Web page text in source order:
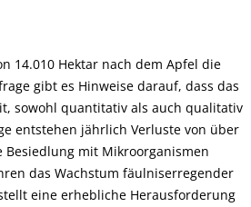
14.010 Hektar nach dem Apfel die
gibt es Hinweise darauf, dass das
sowohl quantitativ als auch qualitativ
entstehen jährlich Verluste von über
mit Mikroorganismen
das Wachstum fäulniserregender
eine erhebliche Herausforderung